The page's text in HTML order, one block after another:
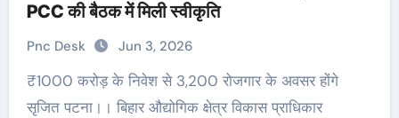
PCC की बैठक में मिली स्वीकृति
Pnc Desk Jun 3, 2026
₹1000 करोड़ के निवेश से 3,200 रोजगार के अवसर होंगे
सृजित पटना।। बिहार औद्योगिक क्षेत्र विकास प्राधिकार